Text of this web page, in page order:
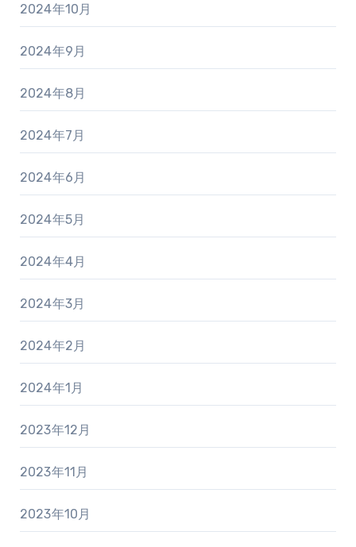
2024年10月
2024年9月
2024年8月
2024年7月
2024年6月
2024年5月
2024年4月
2024年3月
2024年2月
2024年1月
2023年12月
2023年11月
2023年10月